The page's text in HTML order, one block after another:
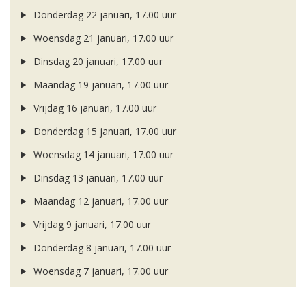
Donderdag 22 januari, 17.00 uur
Woensdag 21 januari, 17.00 uur
Dinsdag 20 januari, 17.00 uur
Maandag 19 januari, 17.00 uur
Vrijdag 16 januari, 17.00 uur
Donderdag 15 januari, 17.00 uur
Woensdag 14 januari, 17.00 uur
Dinsdag 13 januari, 17.00 uur
Maandag 12 januari, 17.00 uur
Vrijdag 9 januari, 17.00 uur
Donderdag 8 januari, 17.00 uur
Woensdag 7 januari, 17.00 uur